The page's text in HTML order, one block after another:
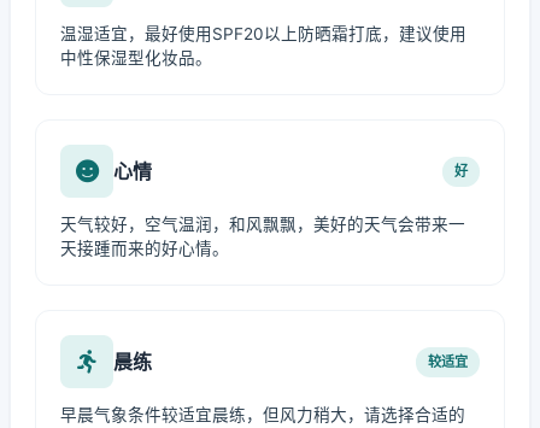
温湿适宜，最好使用SPF20以上防晒霜打底，建议使用
中性保湿型化妆品。
心情 好
天气较好，空气温润，和风飘飘，美好的天气会带来一
天接踵而来的好心情。
晨练 较适宜
早晨气象条件较适宜晨练，但风力稍大，请选择合适的